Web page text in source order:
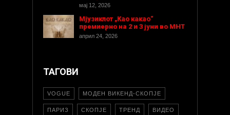
мај 12, 2026
Мјузиклот „Као какао“
премиерно на 2 и 3 јуни во МНТ
април 24, 2026
ТАГОВИ
VOGUE МОДЕН ВИКЕНД-СКОПЈЕ
ПАРИЗ СКОПЈЕ ТРЕНД ВИДЕО